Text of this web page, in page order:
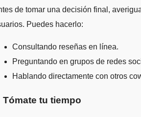
de tomar una decisión final,
Puedes hacerlo:
Consultando reseñas en línea.
Preguntando en grupos de redes
Hablando directamente con otros
Tómate tu tiempo